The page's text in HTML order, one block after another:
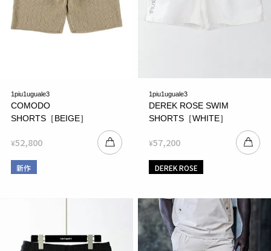
1piu1uguale3
COMODO
SHORTS［BEIGE］
¥52,800
新作
1piu1uguale3
DEREK ROSE SWIM
SHORTS［WHITE］
¥57,200
DEREK ROSE